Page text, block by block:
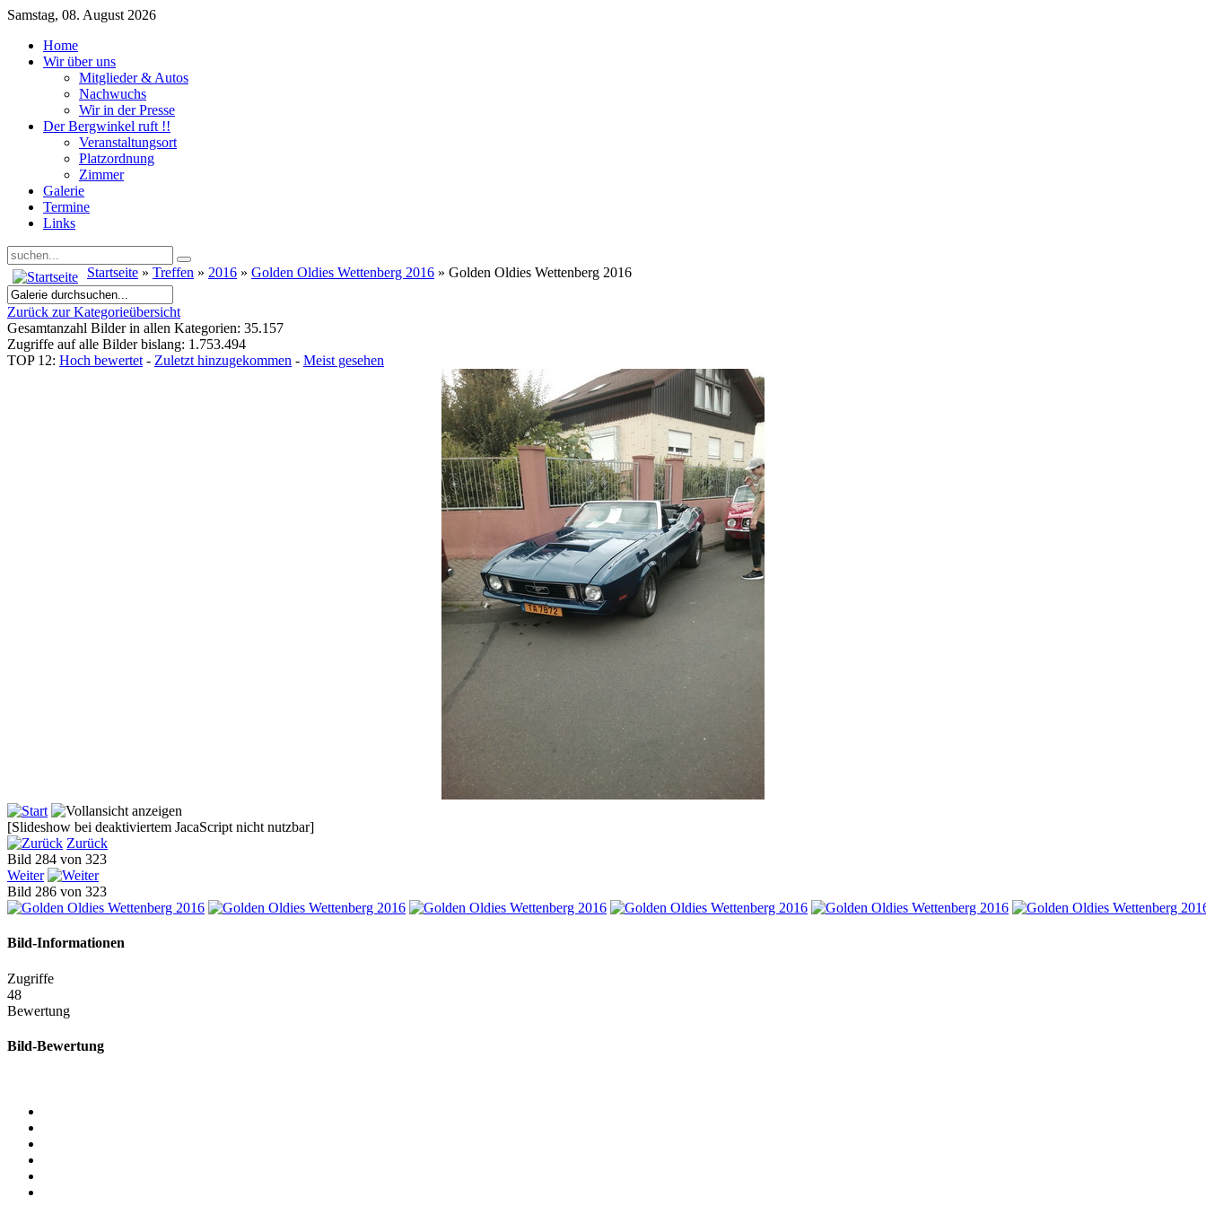
Samstag, 08. August 2026
Home
Wir über uns
Mitglieder & Autos
Nachwuchs
Wir in der Presse
Der Bergwinkel ruft !!
Veranstaltungsort
Platzordnung
Zimmer
Galerie
Termine
Links
Startseite » Treffen » 2016 » Golden Oldies Wettenberg 2016 » Golden Oldies Wettenberg 2016
Zurück zur Kategorieübersicht
Gesamtanzahl Bilder in allen Kategorien: 35.157
Zugriffe auf alle Bilder bislang: 1.753.494
TOP 12: Hoch bewertet - Zuletzt hinzugekommen - Meist gesehen
[Slideshow bei deaktiviertem JacaScript nicht nutzbar]
Zurück
Bild 284 von 323
Weiter
Bild 286 von 323
Bild-Informationen
Zugriffe
48
Bewertung
Bild-Bewertung